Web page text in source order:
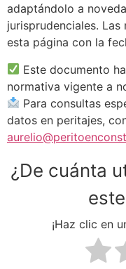
adaptándolo a
jurisprudenciales.
esta página con la
Este documento
normativa vigente a
Para consultas
datos en peritajes,
¿De cuánta
¡Haz clic en